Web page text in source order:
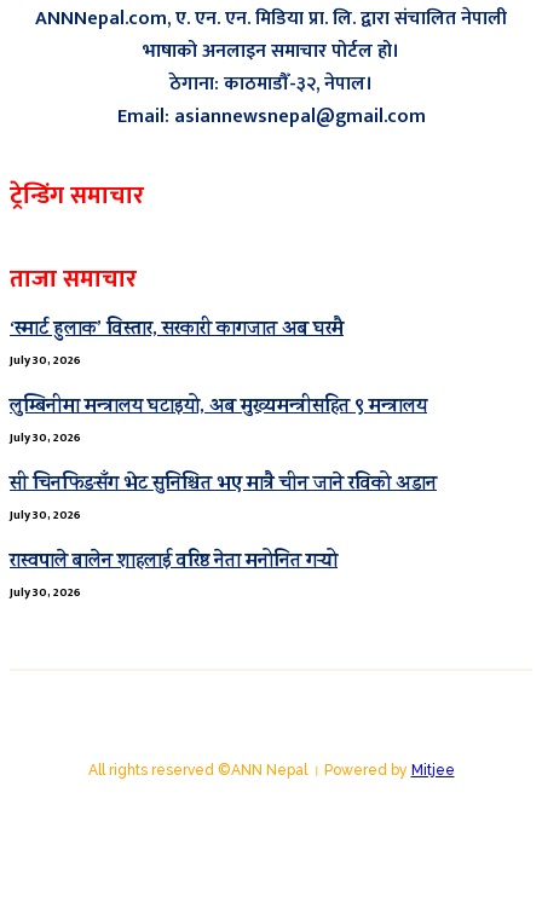
ANNNepal.com, ए. एन. एन. मिडिया प्रा. लि. द्वारा संचालित नेपाली
भाषाको अनलाइन समाचार पोर्टल हो।
ठेगाना: काठमाडौँ-३२, नेपाल।
Email: asiannewsnepal@gmail.com
ट्रेन्डिंग समाचार
ताजा समाचार
‘स्मार्ट हुलाक’ विस्तार, सरकारी कागजात अब घरमै
July 30, 2026
लुम्बिनीमा मन्त्रालय घटाइयो, अब मुख्यमन्त्रीसहित ९ मन्त्रालय
July 30, 2026
सी चिनफिङसँग भेट सुनिश्चित भए मात्रै चीन जाने रविको अडान
July 30, 2026
रास्वपाले बालेन शाहलाई वरिष्ठ नेता मनोनित गर्‍यो
July 30, 2026
All rights reserved ©ANN Nepal । Powered by Mitjee